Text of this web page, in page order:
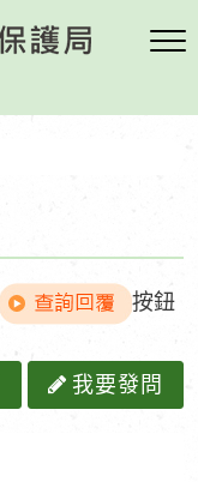
按鈕
我要發問